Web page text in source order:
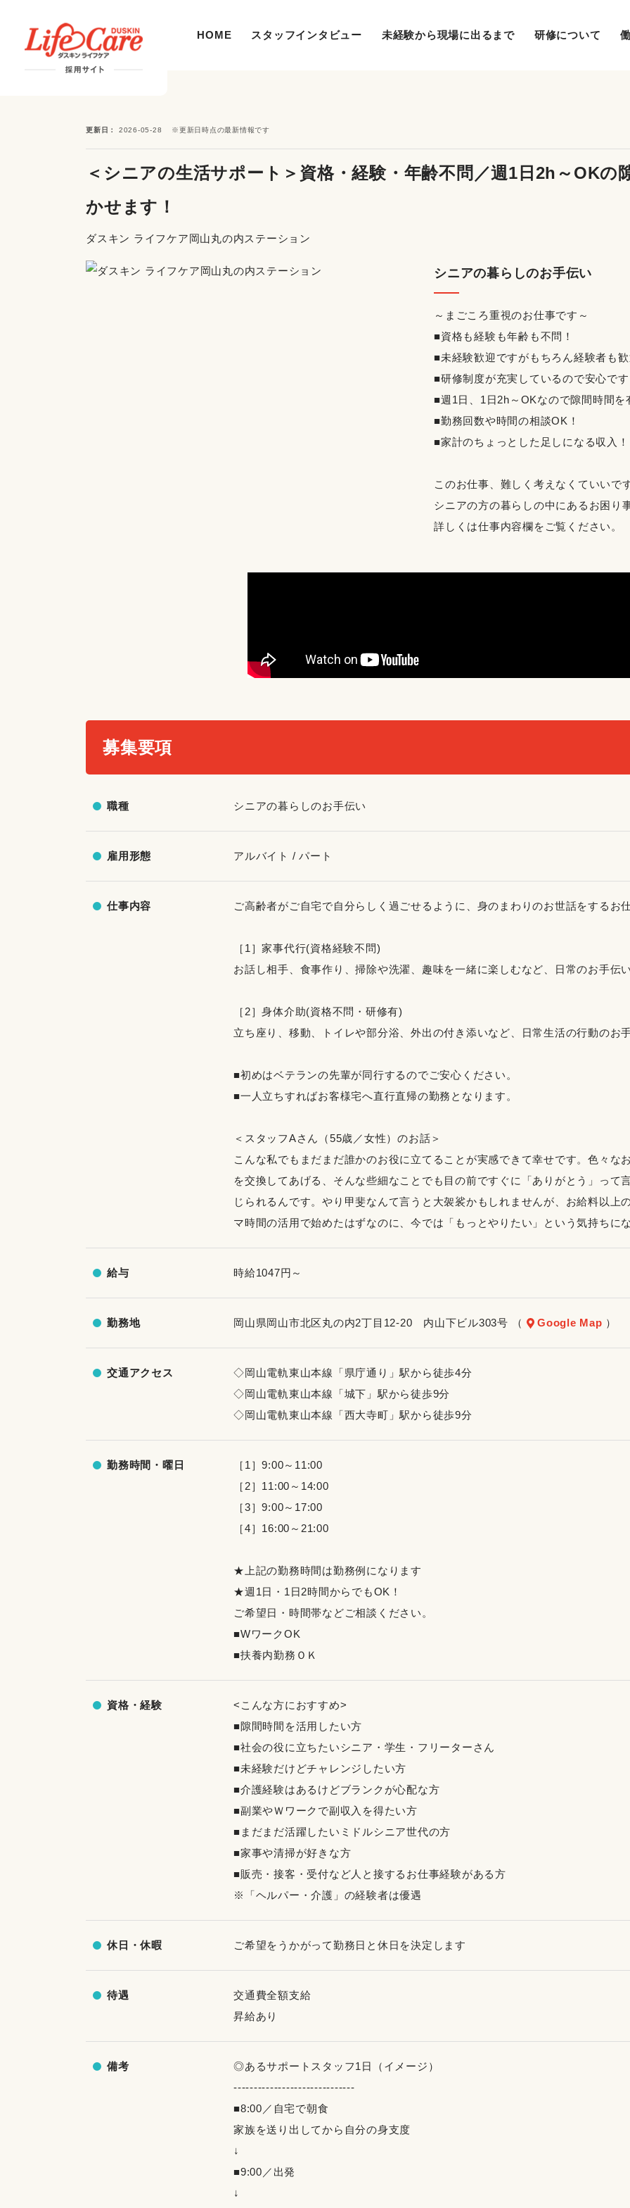
HOME スタッフインタビュー 未経験から現場に出るまで 研修について
更新日 2026-05-28 ※更新日時点の最新情報です
＜シニアの生活サポート＞資格・経験・年齢不問／週1日2h～OKの
かせます！
ダスキン ライフケア岡山丸の内ステーション
シニアの暮らしのお手伝い
～まごころ重視のお仕事です～
■資格も経験も年齢も不問！
■未経験歓迎ですがもちろん経験者も歓
■研修制度が充実しているので安心です
■週1日、1日2h～OKなので隙間時間を
■勤務回数や時間の相談OK！
■家計のちょっとした足しになる収入！
このお仕事、難しく考えなくていいで
シニアの方の暮らしの中にあるお困り
詳しくは仕事内容欄をご覧ください。
募集要項
職種 シニアの暮らしのお手伝い
雇用形態 アルバイト / パート
仕事内容 ご高齢者がご自宅で自分らしく過ごせるように、身のまわりのお世話をするお仕
［1］家事代行(資格経験不問)
お話し相手、食事作り、掃除や洗濯、趣味を一緒に楽しむなど、日常のお手伝い
［2］身体介助(資格不問・研修有)
立ち座り、移動、トイレや部分浴、外出の付き添いなど、日常生活の行動のお
■初めはベテランの先輩が同行するのでご安心ください。
■一人立ちすればお客様宅へ直行直帰の勤務となります。
＜スタッフAさん（55歳／女性）のお話＞
こんな私でもまだまだ誰かのお役に立てることが実感できて幸せです。色々な
を交換してあげる、そんな些細なことでも目の前ですぐに「ありがとう」って
じられるんです。やり甲斐なんて言うと大袈裟かもしれませんが、お給料以上
マ時間の活用で始めたはずなのに、今では「もっとやりたい」という気持ちに
給与 時給1047円～
勤務地 岡山県岡山市北区丸の内2丁目12-20 内山下ビル303号 （ Google Map ）
交通アクセス
◇岡山電軌東山本線「県庁通り」駅から徒歩4分
◇岡山電軌東山本線「城下」駅から徒歩9分
◇岡山電軌東山本線「西大寺町」駅から徒歩9分
勤務時間・曜日
［1］9:00～11:00
［2］11:00～14:00
［3］9:00～17:00
［4］16:00～21:00
★上記の勤務時間は勤務例になります
★週1日・1日2時間からでもOK！
ご希望日・時間帯などご相談ください。
■WワークOK
■扶養内勤務ＯＫ
資格・経験
<こんな方におすすめ>
■隙間時間を活用したい方
■社会の役に立ちたいシニア・学生・フリーターさん
■未経験だけどチャレンジしたい方
■介護経験はあるけどブランクが心配な方
■副業やＷワークで副収入を得たい方
■まだまだ活躍したいミドルシニア世代の方
■家事や清掃が好きな方
■販売・接客・受付など人と接するお仕事経験がある方
※「ヘルパー・介護」の経験者は優遇
休日・休暇 ご希望をうかがって勤務日と休日を決定します
待遇
交通費全額支給
昇給あり
備考
◎あるサポートスタッフ1日（イメージ）
------------------------------
■8:00／自宅で朝食
家族を送り出してから自分の身支度
↓
■9:00／出発
↓